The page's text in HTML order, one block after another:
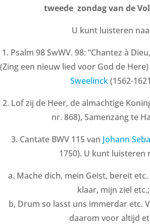
tweede zondag van de
U kunt luisteren
1. Psalm 98 SwWV. 98: “Chantez à
(Zing een nieuw lied voor God de Here)
Sweelinck(1562-
2. Lof zij de Heer, de almachtige
nr. 868), Samenzang te
3. Cantate BWV 115 van Johann
1750). U kunt luisteren
a. Mache dich, mein Geist, bereit
klaar, mijn ziel etc.;
b, Drum so lasst uns immerdar etc.
daarom voor altijd